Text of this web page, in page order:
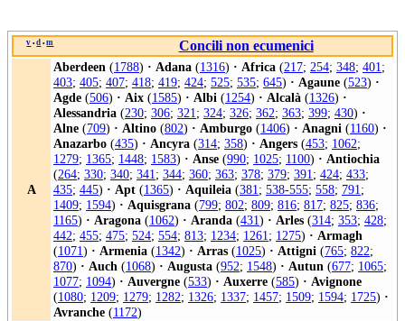
v • d • m Concili non ecumenici
A
Aberdeen (1788) · Adana (1316) · Africa (217; 254; 348; 401;
403; 405; 407; 418; 419; 424; 525; 535; 645) · Agaune (523) ·
Agde (506) · Aix (1585) · Albi (1254) · Alcalà (1326) ·
Alessandria (230; 306; 321; 324; 326; 362; 363; 399; 430) ·
Alne (709) · Altino (802) · Amburgo (1406) · Anagni (1160) ·
Anazarbo (435) · Ancyra (314; 358) · Angers (453; 1062;
1279; 1365; 1448; 1583) · Anse (990; 1025; 1100) · Antiochia
(264; 330; 340; 341; 344; 360; 363; 378; 379; 391; 424; 433;
435; 445) · Apt (1365) · Aquileia (381; 538-555; 558; 791;
1409; 1594) · Aquisgrana (799; 802; 809; 816; 817; 825; 836;
1165) · Aragona (1062) · Aranda (431) · Arles (314; 353; 428;
442; 455; 475; 524; 554; 813; 1234; 1261; 1275) · Armagh
(1071) · Armenia (1342) · Arras (1025) · Attigni (765; 822;
870) · Auch (1068) · Augusta (952; 1548) · Autun (677; 1065;
1077; 1094) · Auvergne (533) · Auxerre (585) · Avignone
(1080; 1209; 1279; 1282; 1326; 1337; 1457; 1509; 1594; 1725) ·
Avranche (1172)